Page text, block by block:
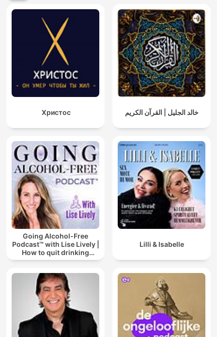
Христос خالد الجليل | القرآن الكريم
Going Alcohol-Free
Podcast™ with Lise Lively |
How to quit drinking
alcohol
Lilli & Isabelle